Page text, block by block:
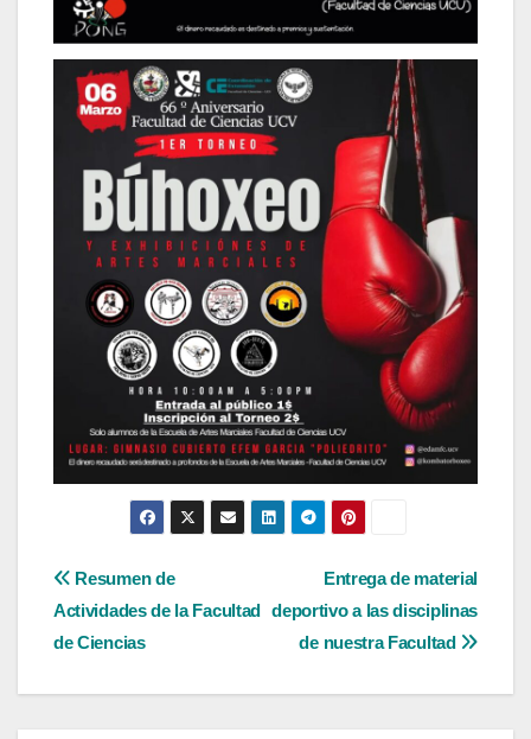
Navegación
de
entradas
Entrega de material
deportivo a las disciplinas
de nuestra Facultad
Resumen de
Actividades de la Facultad
de Ciencias